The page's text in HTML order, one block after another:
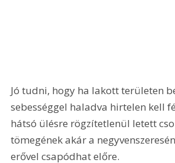
Jó tudni, hogy ha lakott területen
sebességgel haladva hirtelen kell
hátsó ülésre rögzítetlenül letett
tömegének akár a
erővel csapódhat előre.